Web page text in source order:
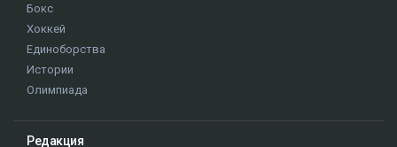
Бокс
Хоккей
Единоборства
Истории
Олимпиада
Редакция